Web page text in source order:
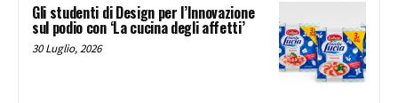
Gli studenti di Design per l’Innovazione
sul podio con ‘La cucina degli affetti’
30 Luglio, 2026